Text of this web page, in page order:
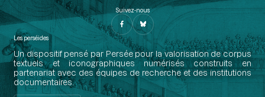
Suivez-nous
Les perséides
Un dispositif pensé par Persée pour la valorisation de corpus
textuels et iconographiques numérisés construits en
partenariat avec des équipes de recherche et des institutions
documentaires.